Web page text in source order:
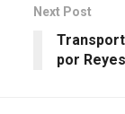
Next Post
por